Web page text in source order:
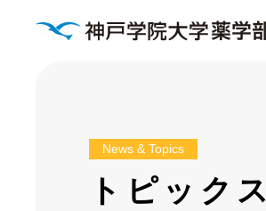
News & Topics
トピックス